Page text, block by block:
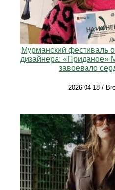
Мурманский фестиваль
дизайнера: «Приданое»
завоевало
2026-04-18 /